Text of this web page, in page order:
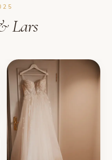
Lars